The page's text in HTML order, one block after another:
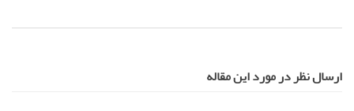
ارسال نظر در مورد این مقاله